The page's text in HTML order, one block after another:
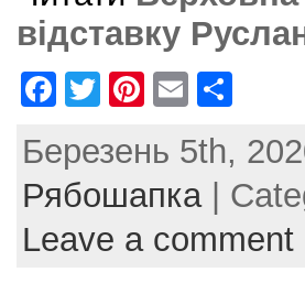
відставку
F
c
e
b
T
itt
er
Pi
er
e
st
E
ai
l
ar
e
Березень 5th,
Рябошапка|
Leave a comment